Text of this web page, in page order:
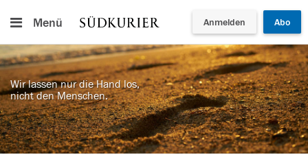
Menü Anmelden Abo
Wir lassen nur die Hand los,
nicht den Menschen.